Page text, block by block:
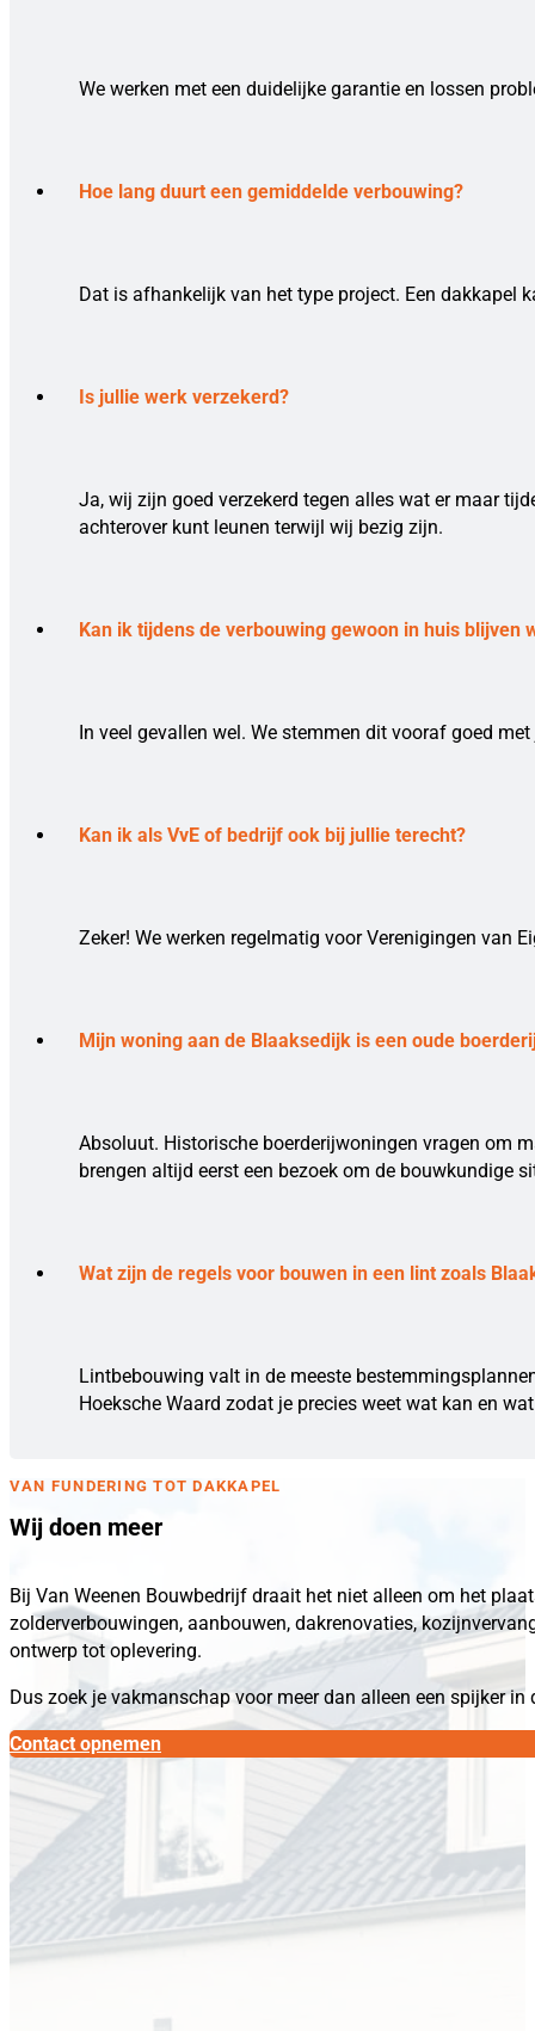
We werken met een duidelijke garantie en lossen
Hoe lang duurt een gemiddelde verbouwing?
Dat is afhankelijk van het type project. Een dakkapel
Is jullie werk verzekerd?
Ja, wij zijn goed verzekerd tegen alles wat er maar
achterover kunt leunen terwijl wij bezig zijn.
Kan ik tijdens de verbouwing gewoon in huis blijven
In veel gevallen wel. We stemmen dit vooraf goed
Kan ik als VvE of bedrijf ook bij jullie terecht?
Zeker! We werken regelmatig voor Verenigingen van
Mijn woning aan de Blaaksedijk is een oude
Absoluut. Historische boerderijwoningen vragen om
brengen altijd eerst een bezoek om de bouwkundige
Wat zijn de regels voor bouwen in een lint zoals
Lintbebouwing valt in de meeste
Hoeksche Waard zodat je precies weet wat kan en
Wij doen meer
VAN FUNDERING TOT DAKKAPEL
Bij Van Weenen Bouwbedrijf draait het niet alleen om het
zolderverbouwingen, aanbouwen, dakrenovaties,
ontwerp tot oplevering.
Dus zoek je vakmanschap voor meer dan alleen een spijker
Contact opnemen